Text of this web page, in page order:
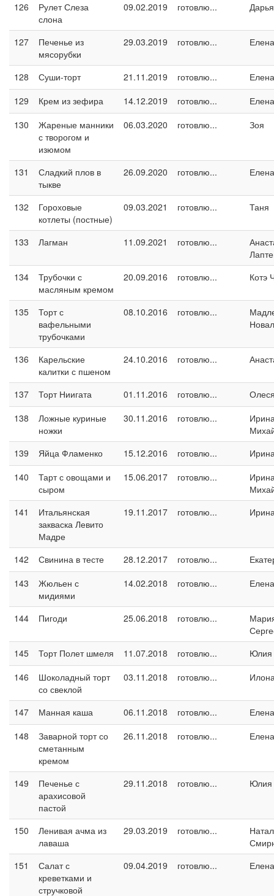
126
Рулет Слеза
слона
09.02.2019 готовлю... Дарья
127
Печенье из
мясорубки
29.03.2019 готовлю...
128 Суши-торт 21.11.2019 готовлю...
129
Крем из зефира 14.12.2019 готовлю...
130
Жареные манники
с творогом и
изюмом
06.03.2020 готовлю... Зоя
131
Сладкий плов в
тыкве
26.09.2020 готовлю...
132
Гороховые
котлеты (постные)
09.03.2021 готовлю... Таня
133 Лагман 11.09.2021 готовлю...
134
Трубочки с
масляным кремом
20.09.2016 готовлю... Котэ
135
Торт с
вафельными
трубочками
08.10.2016 готовлю...
136
Карельские
калитки с пшеном
24.10.2016 готовлю...
137 Торт Ниигата 01.11.2016 готовлю...
138
Ложные куриные
ножки
30.11.2016 готовлю...
139
Яйца Фламенко 15.12.2016 готовлю...
140
Тарт с овощами и
сыром
15.06.2017 готовлю...
141
Итальянская
закваска Левито
Мадре
19.11.2017 готовлю...
142 Свинина в тесте 28.12.2017 готовлю...
143
Жюльен с
мидиями
14.02.2018 готовлю...
144 Пигоди 25.06.2018 готовлю...
145
Торт Полет шмеля 11.07.2018 готовлю...
Юлия
146
Шоколадный торт
со свеклой
03.11.2018 готовлю...
147 Манная каша 06.11.2018 готовлю...
148
Заварной торт со
сметанным
кремом
26.11.2018 готовлю...
149
Печенье с
арахисовой
пастой
29.11.2018 готовлю... Юлия
150
Ленивая ачма из
лаваша
29.03.2019 готовлю...
151
Салат с
креветками и
стручковой
09.04.2019 готовлю...